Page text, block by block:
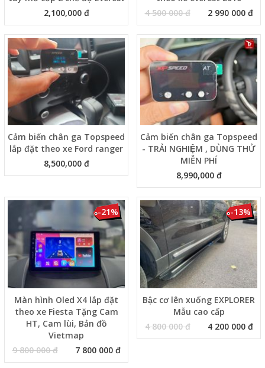
2,100,000 đ
4 500 000 đ
2 990 000 đ
Cảm biến chân ga Topspeed
lắp đặt theo xe Ford ranger
8,500,000 đ
Cảm biến chân ga Topspeed
- TRẢI NGHIỆM , DÙNG THỬ
MIỄN PHÍ
8,990,000 đ
Màn hình Oled X4 lắp đặt
theo xe Fiesta Tặng Cam
HT, Cam lùi, Bản đồ
Vietmap
9 800 000 đ
7 800 000 đ
-21%
Bậc cơ lên xuống EXPLORER
Mẫu cao cấp
4 800 000 đ
4 200 000 đ
-13%